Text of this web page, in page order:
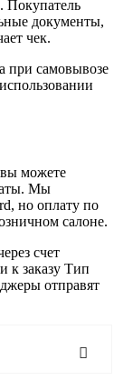
Покупатель
документы,
чек.
при самовывозе
можете
Мы
но оплату по
салоне.
счет
к заказу Тип
отправят